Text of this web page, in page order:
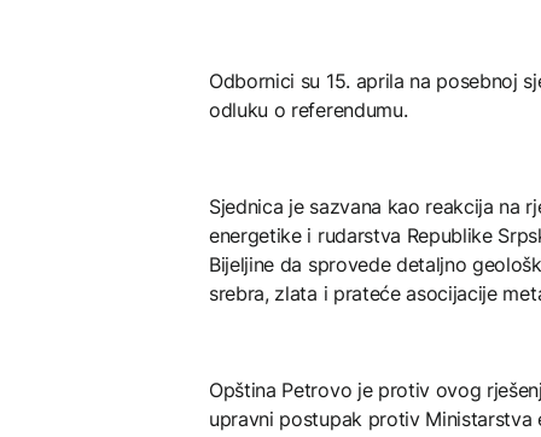
Odbornici su 15. aprila na posebnoj
odluku o referendumu.
Sjednica je sazvana kao reakcija na
energetike i rudarstva Republike
Bijeljine da sprovede detaljno
srebra, zlata i prateće asocijacije
Opština Petrovo je protiv ovog
upravni postupak protiv Ministarstva